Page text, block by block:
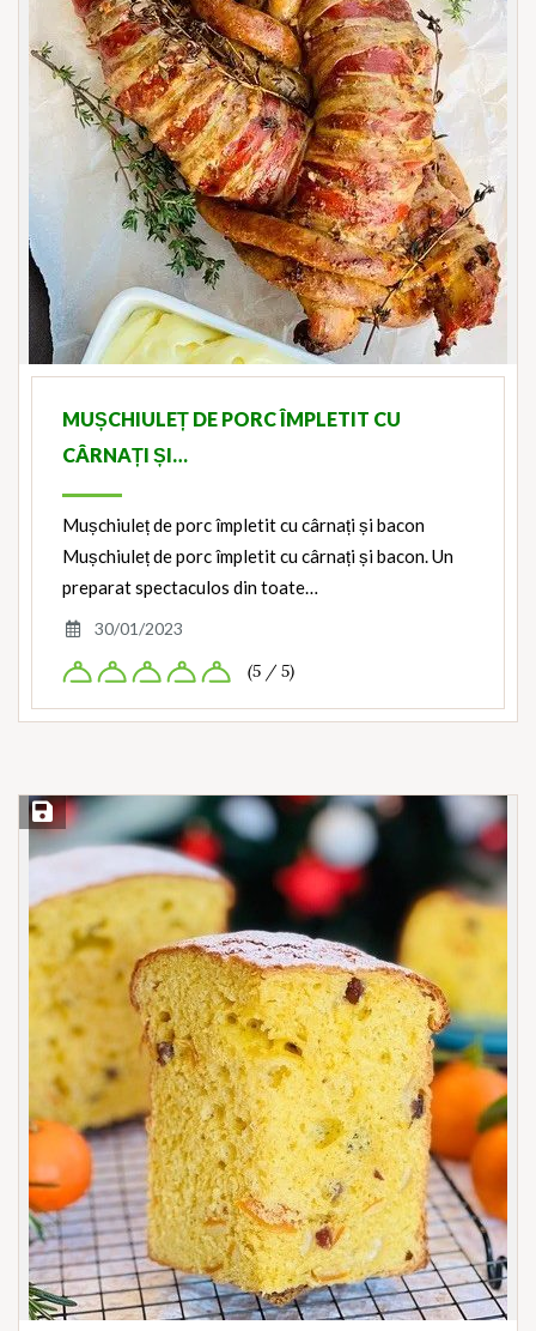
MUȘCHIULEȚ DE PORC ÎMPLETIT CU
CÂRNAȚI ȘI…
Mușchiuleț de porc împletit cu cârnați și bacon
Mușchiuleț de porc împletit cu cârnați și bacon. Un
preparat spectaculos din toate…
30/01/2023
(5 / 5)
Save Recipe